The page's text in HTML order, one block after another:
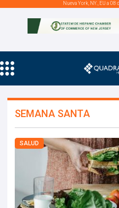
Nueva York, NY., EU a 08
SEMANA SANTA
SALUD